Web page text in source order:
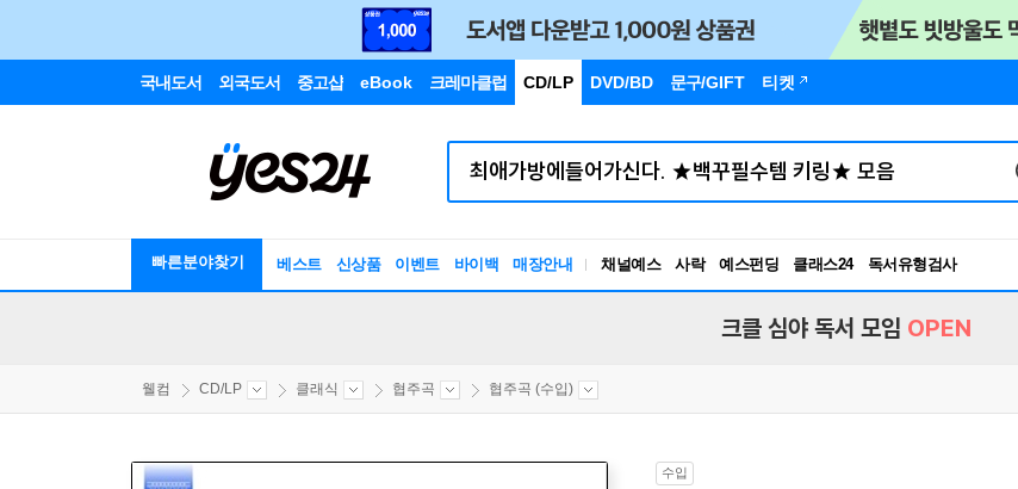
국내도서 외국도서 중고샵 eBook 크레마클럽 CD/LP DVD/BD 문구/GIFT 티켓
빠른분야찾기 베스트 신상품 이벤트 바이백 매장안내 채널예스 사락 예스펀딩 클래스24
독서유형검사
RBTI Lab
크클 심야 독서 모임 OPEN
웰컴 CD/LP 클래식 협주곡 협주곡 (수입)
수입